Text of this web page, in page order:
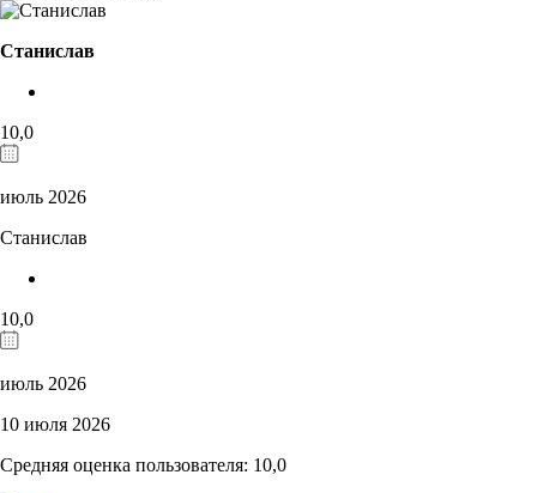
Станислав
10,0
июль 2026
Станислав
10,0
июль 2026
10 июля 2026
Средняя оценка пользователя: 10,0